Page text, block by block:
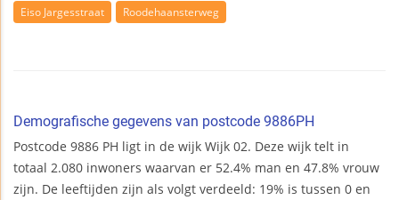
Eiso Jargesstraat
Roodehaansterweg
Demografische gegevens van postcode 9886PH
Postcode 9886 PH ligt in de wijk Wijk 02. Deze wijk telt in
totaal 2.080 inwoners waarvan er 52.4% man en 47.8% vrouw
zijn. De leeftijden zijn als volgt verdeeld: 19% is tussen 0 en